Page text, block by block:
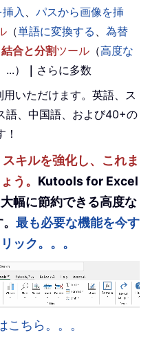
入
パスから画像を挿
（単語に変換する
為替
結合と分割ツール （高度な
、...） ｜ さらに多数
いただけます。英語、ス
語、中国語、および40+の
キルを強化し、これま
う。 Kutools for Excel
幅に節約できる高度な
最も必要な機能を今す
ック。。。
ちら。。。